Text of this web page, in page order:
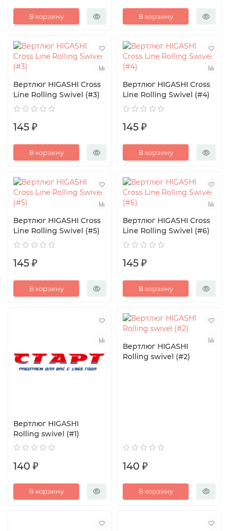
В корзину В корзину
Вертлюг HIGASHI Cross
Line Rolling Swivel (#3)
145 ₽
В корзину
Вертлюг HIGASHI Cross
Line Rolling Swivel (#4)
145 ₽
В корзину
Вертлюг HIGASHI Cross
Line Rolling Swivel (#5)
145 ₽
В корзину
Вертлюг HIGASHI Cross
Line Rolling Swivel (#6)
145 ₽
В корзину
Вертлюг HIGASHI
Rolling swivel (#1)
140 ₽
В корзину
Вертлюг HIGASHI
Rolling swivel (#2)
140 ₽
В корзину